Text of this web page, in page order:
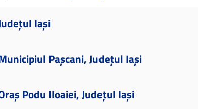
Iași
Pașcani, Județul Iași
Podu Iloaiei, Județul Iași